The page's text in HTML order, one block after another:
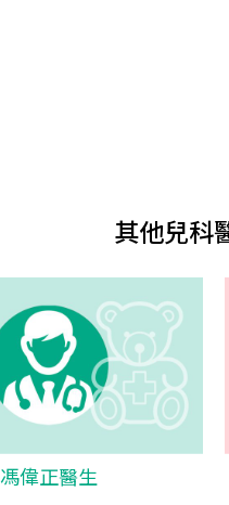
其他兒科
馮偉正醫生